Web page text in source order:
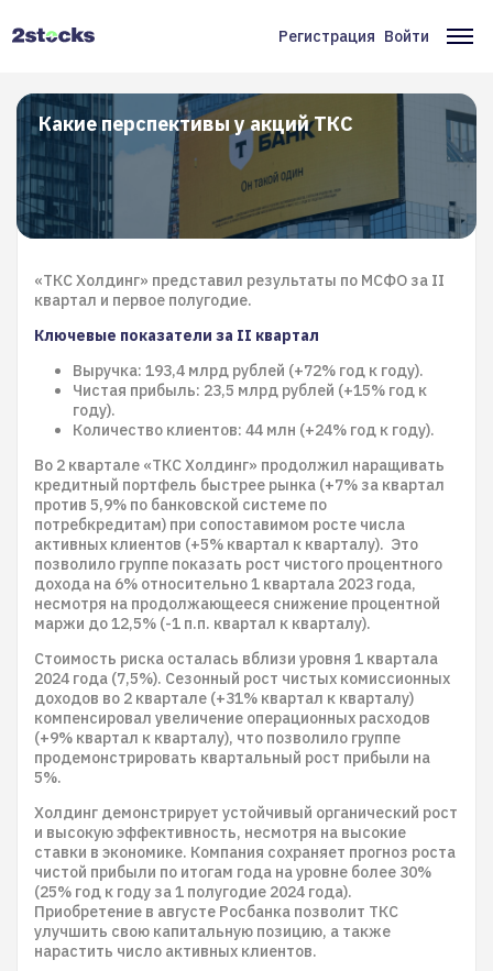
Меню
учётной
записи
пользователя
Регистрация Войти
Какие перспективы у акций ТКС
«ТКС Холдинг» представил результаты по МСФО за II
квартал и первое полугодие.
Ключевые показатели за II квартал
Выручка: 193,4 млрд рублей (+72% год к году).
Чистая прибыль: 23,5 млрд рублей (+15% год к
году).
Количество клиентов: 44 млн (+24% год к году).
Во 2 квартале «ТКС Холдинг» продолжил наращивать
кредитный портфель быстрее рынка (+7% за квартал
против 5,9% по банковской системе по
потребкредитам) при сопоставимом росте числа
активных клиентов (+5% квартал к кварталу). Это
позволило группе показать рост чистого процентного
дохода на 6% относительно 1 квартала 2023 года,
несмотря на продолжающееся снижение процентной
маржи до 12,5% (-1 п.п. квартал к кварталу).
Стоимость риска осталась вблизи уровня 1 квартала
2024 года (7,5%). Сезонный рост чистых комиссионных
доходов во 2 квартале (+31% квартал к кварталу)
компенсировал увеличение операционных расходов
(+9% квартал к кварталу), что позволило группе
продемонстрировать квартальный рост прибыли на
5%.
Холдинг демонстрирует устойчивый органический рост
и высокую эффективность, несмотря на высокие
ставки в экономике. Компания сохраняет прогноз роста
чистой прибыли по итогам года на уровне более 30%
(25% год к году за 1 полугодие 2024 года).
Приобретение в августе Росбанка позволит ТКС
улучшить свою капитальную позицию, а также
нарастить число активных клиентов.